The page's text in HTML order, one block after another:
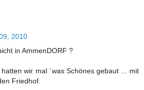
2010
in AmmenDORF ?
hatten wir mal ´was Schönes gebaut ... mit
Friedhof.